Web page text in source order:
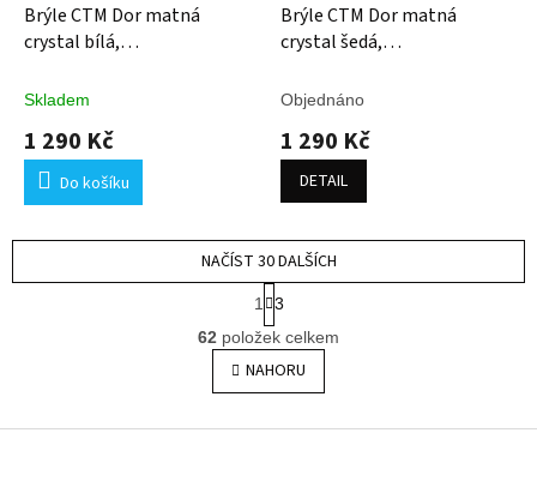
Brýle CTM Dor matná
crystal bílá,
Skladem
1 290 Kč
Do košíku
Brýle CTM Dor matná
crystal šedá,
Objednáno
1 290 Kč
DETAIL
O
v
l
á
NAČÍST 30 DALŠÍCH
S
t
r
á
n
k
v
1
3
62 položek celkem
NAHORU
Z